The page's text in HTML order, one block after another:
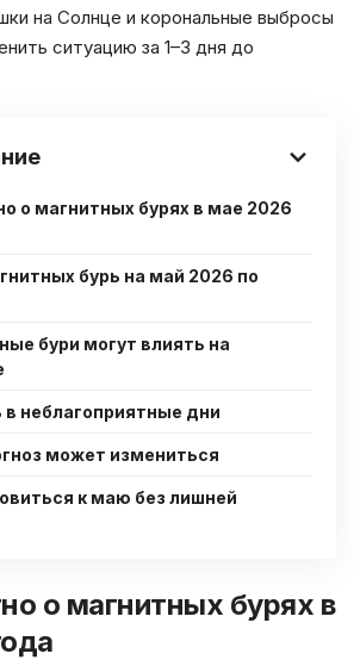
на Солнце и корональные выбросы
ситуацию за 1–3 дня до
о магнитных бурях в мае 2026
бурь на май 2026 по
бури могут влиять на
в неблагоприятные дни
может измениться
к маю без лишней
о магнитных бурях в